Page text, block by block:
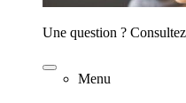
Une question ?
Menu